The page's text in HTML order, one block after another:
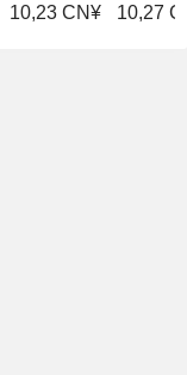
10,23 CN¥ 10,27